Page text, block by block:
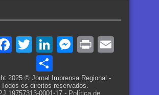
Facebook
TwitterLinkedIn
Messenger
Print
2025 © Jornal Imprensa Regional -
Todos os direitos reservados.
19757313-0001-17 - Política de